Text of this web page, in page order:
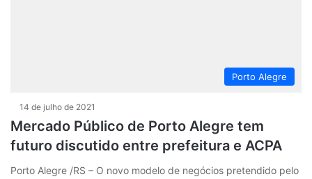
Porto Alegre
14 de julho de 2021
Mercado Público de Porto Alegre tem
futuro discutido entre prefeitura e ACPA
Porto Alegre /RS – O novo modelo de negócios pretendido pelo